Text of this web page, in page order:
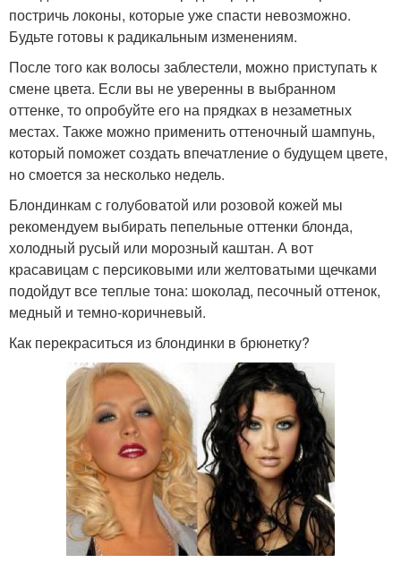
постричь локоны, которые уже спасти невозможно.
Будьте готовы к радикальным изменениям.
После того как волосы заблестели, можно приступать к
смене цвета. Если вы не уверенны в выбранном
оттенке, то опробуйте его на прядках в незаметных
местах. Также можно применить оттеночный шампунь,
который поможет создать впечатление о будущем цвете,
но смоется за несколько недель.
Блондинкам с голубоватой или розовой кожей мы
рекомендуем выбирать пепельные оттенки блонда,
холодный русый или морозный каштан. А вот
красавицам с персиковыми или желтоватыми щечками
подойдут все теплые тона: шоколад, песочный оттенок,
медный и темно-коричневый.
Как перекраситься из блондинки в брюнетку?